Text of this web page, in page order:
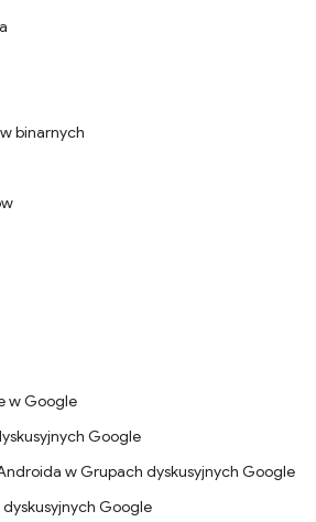
binarnych
w Google
Google
w Grupach dyskusyjnych Google
Google